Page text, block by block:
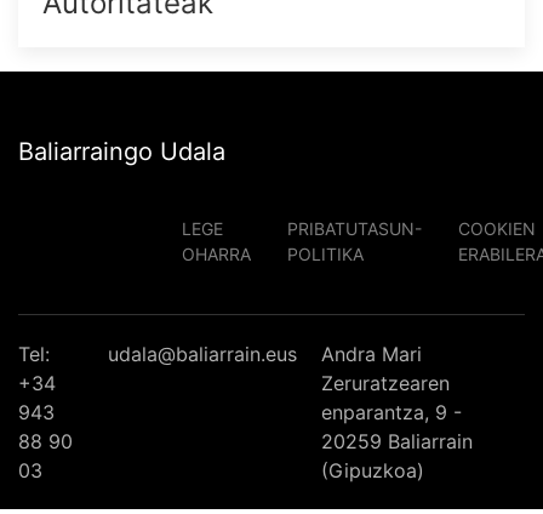
Baliarraingo Udala
LEGE
OHARRA
PRIBATUTASUN-
POLITIKA
COOKIEN
Tel:
+34
943
88 90
03
udala@baliarrain.eus
Andra Mari
Zeruratzearen
enparantza, 9 -
20259 Baliarrain
(Gipuzkoa)